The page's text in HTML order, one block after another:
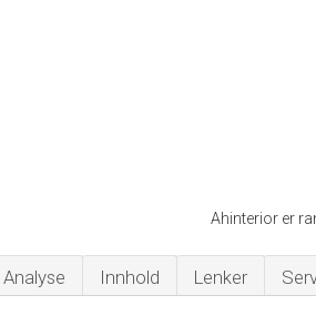
Ahinterior er
Analyse Innhold Lenker